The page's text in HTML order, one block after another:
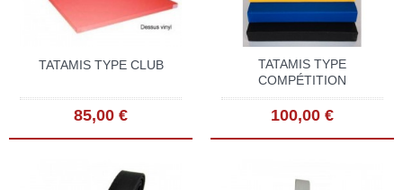
TATAMIS TYPE CLUB
85,00 €
TATAMIS TYPE
COMPÉTITION
100,00 €